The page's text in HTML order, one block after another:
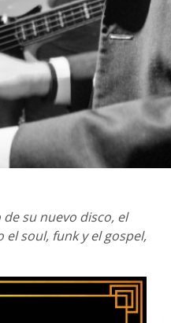
su nuevo disco, el
soul, funk y el gospel,